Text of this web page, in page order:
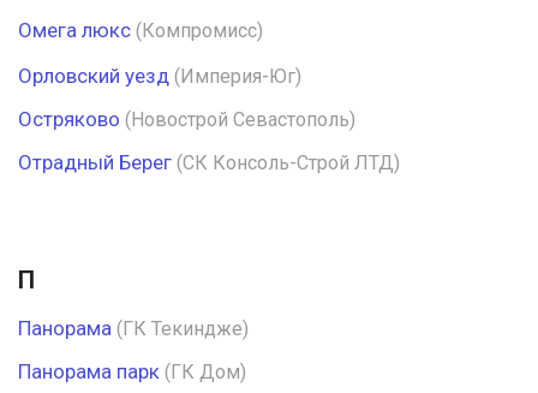
Омега люкс (Компромисс)
Орловский уезд (Империя-Юг)
Остряково (Новострой Севастополь)
Отрадный Берег (СК Консоль-Строй ЛТД)
П
Панорама (ГК Текиндже)
Панорама парк (ГК Дом)